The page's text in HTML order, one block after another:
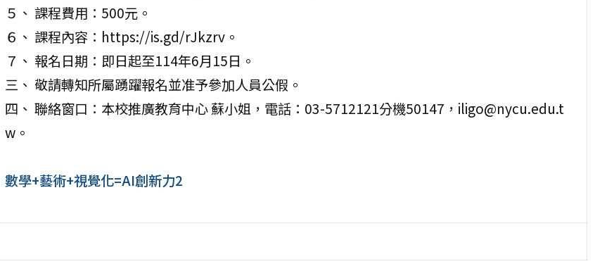
５、 課程費用：500元。
６、 課程內容：https://is.gd/rJkzrv。
７、 報名日期：即日起至114年6月15日。
三、 敬請轉知所屬踴躍報名並准予參加人員公假。
四、 聯絡窗口：本校推廣教育中心 蘇小姐，電話：03-5712121分機50147，iligo@nycu.edu.t
w。
數學+藝術+視覺化=AI創新力2